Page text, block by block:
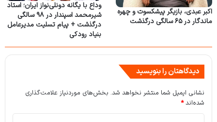
اکبر عبدی، بازیگر پیشکسوت و چهره
ماندگار در ۶۵ سالگی درگذشت
وداع با یگانه دونلی‌نواز ایران؛ استاد
شیرمحمد اسپندار در ۹۸ سالگی
درگذشت + پیام تسلیت مدیرعامل
بنیاد رودکی
دیدگاهتان را بنویسید
نشانی ایمیل شما منتشر نخواهد شد. بخش‌های موردنیاز علامت‌گذاری
شده‌اند*